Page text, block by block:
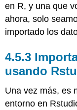
en R, y una que
ahora, solo
importado los
usando
Una vez más, es
entorno en